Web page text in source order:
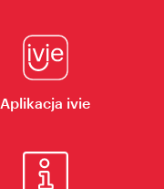
Aplikacja ivie